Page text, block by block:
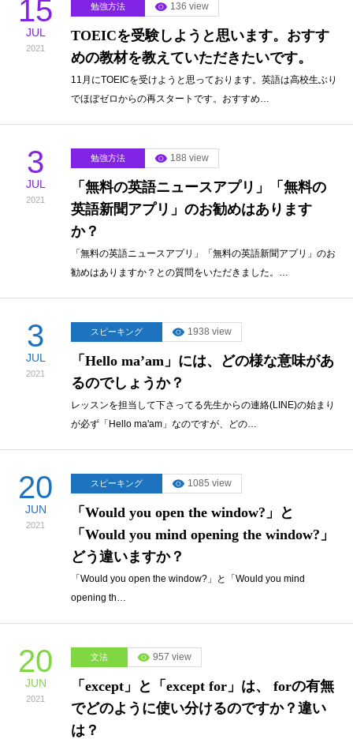
15
JUL
2021
勉強方法 136 view
TOEICを受験しようと思います。おすす
めの教材を教えていただきたいです。
11月にTOEICを受けようと思っております。英語は高校生ぶり
でほぼゼロからの再スタートです。おすすめ…
3
JUL
2021
勉強方法 188 view
「無料の英語ニュースアプリ」「無料の
英語新聞アプリ」のお勧めはあります
か？
「無料の英語ニュースアプリ」「無料の英語新聞アプリ」のお
勧めはありますか？との質問をいただきました。…
3
JUL
2021
スピーキング 1938 view
「Hello ma’am」には、どの様な意味があ
るのでしょうか？
レッスンを担当して下さってる先生からの連絡(LINE)の始まり
が必ず「Hello ma'am」なのですが、どの…
20
JUN
2021
スピーキング 1085 view
「Would you open the window?」と
「Would you mind opening the window?」
どう違いますか？
「Would you open the window?」と「Would you mind
opening th…
20
JUN
2021
文法 957 view
「except」と「except for」は、 forの有無
でどのように使い分けるのですか？違い
は？